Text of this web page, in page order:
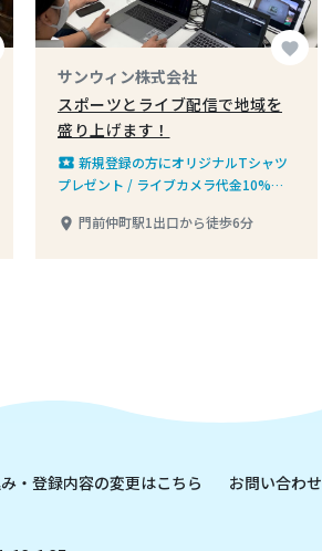
favorite
サンウィン株式会社
スポーツとライブ配信で地域を
盛り上げます！
local_play 新規登録の方にオリジナルTシャツ
プレゼント / ライブカメラ代金10%割
place 門前仲町駅1出口から徒歩6分
・登録内容の変更はこちら お問い合わせ